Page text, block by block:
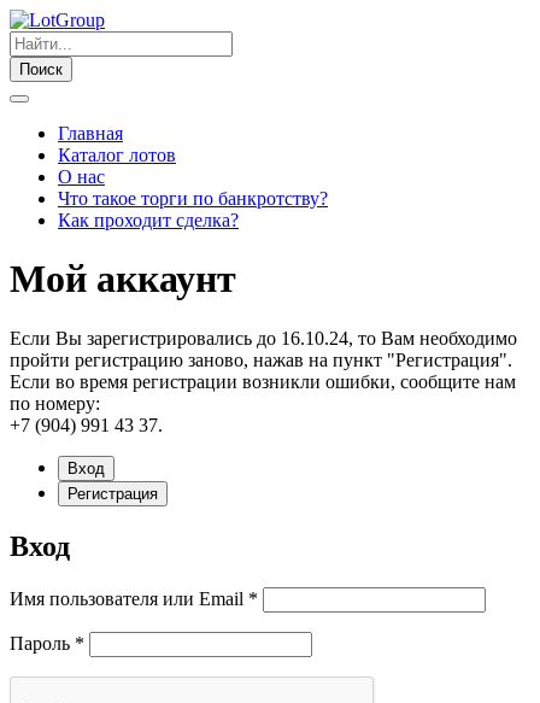
Поиск
Главная
Каталог лотов
О нас
Что такое торги по банкротству?
Как проходит сделка?
Мой аккаунт
Если Вы зарегистрировались до 16.10.24, то Вам необходимо
пройти регистрацию заново, нажав на пункт "Регистрация".
Если во время регистрации возникли ошибки, сообщите нам
по номеру:
+7 (904) 991 43 37.
Вход
Регистрация
Вход
Имя пользователя или Email *
Пароль *